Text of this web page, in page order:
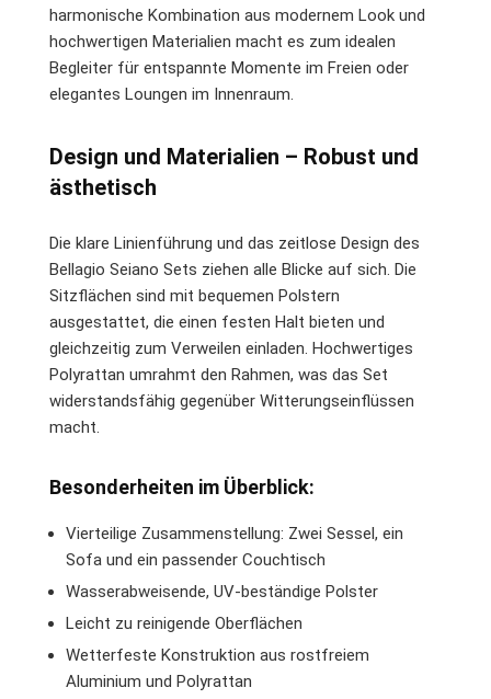
harmonische Kombination aus modernem Look und
hochwertigen Materialien macht es zum idealen
Begleiter für entspannte Momente im Freien oder
elegantes Loungen im Innenraum.
Design und Materialien – Robust und
ästhetisch
Die klare Linienführung und das zeitlose Design des
Bellagio Seiano Sets ziehen alle Blicke auf sich. Die
Sitzflächen sind mit bequemen Polstern
ausgestattet, die einen festen Halt bieten und
gleichzeitig zum Verweilen einladen. Hochwertiges
Polyrattan umrahmt den Rahmen, was das Set
widerstandsfähig gegenüber Witterungseinflüssen
macht.
Besonderheiten im Überblick:
Vierteilige Zusammenstellung: Zwei Sessel, ein
Sofa und ein passender Couchtisch
Wasserabweisende, UV-beständige Polster
Leicht zu reinigende Oberflächen
Wetterfeste Konstruktion aus rostfreiem
Aluminium und Polyrattan